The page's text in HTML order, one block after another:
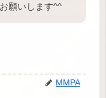
願いします^⁠^⁠
MMPA